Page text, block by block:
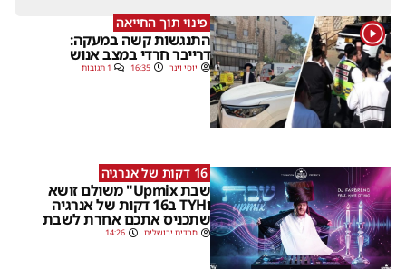
1 פינוי תוך החייאה
התנגשות קשה במעקה:
דרייבר חרדי במצב אנוש
יוסי וינר 16:35 1 תגובות
16 דקות של אנרגיה
שבת Upmix" משולם זושא
וTYH ב16 דקות של אנרגיה
שתכניס אתכם אחרת לשבת
חרדים ירושלים 14:26